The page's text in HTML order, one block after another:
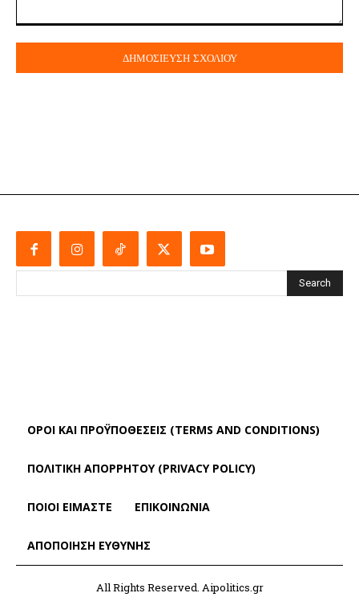
Search
ΌΡΟΙ ΚΑΙ ΠΡΟΫΠΟΘΈΣΕΙΣ (TERMS AND CONDITIONS)
ΠΟΛΙΤΙΚΗ ΑΠΟΡΡΗΤΟΥ (PRIVACY POLICY)
ΠΟΙΟΙ ΕΙΜΑΣΤΕ ΕΠΙΚΟΙΝΩΝΙΑ
ΑΠΟΠΟΊΗΣΗ ΕΥΘΎΝΗΣ
All Rights Reserved. Aipolitics.gr